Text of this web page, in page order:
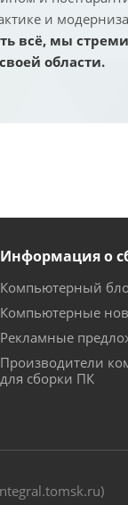
и
всё, мы
своей области.
Информация о
Компьютерный
Компьютерные
Рекламные
Производители
для сборки ПК